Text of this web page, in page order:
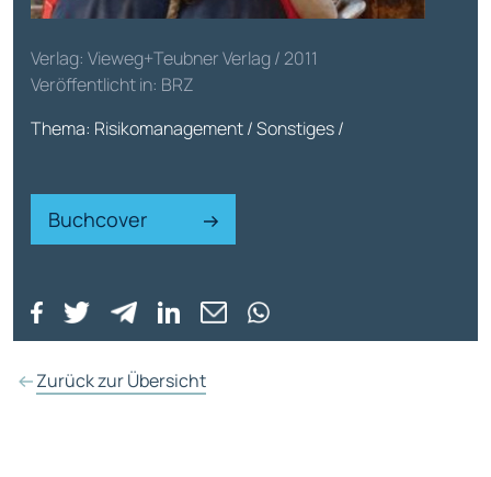
Verlag: Vieweg+Teubner Verlag / 2011
Veröffentlicht in: BRZ
Thema: Risikomanagement / Sonstiges /
Buchcover
Zurück zur Übersicht